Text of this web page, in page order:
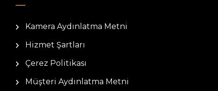
Kamera Aydınlatma Metni
Hizmet Şartları
Çerez Politikası
Müşteri Aydınlatma Metni